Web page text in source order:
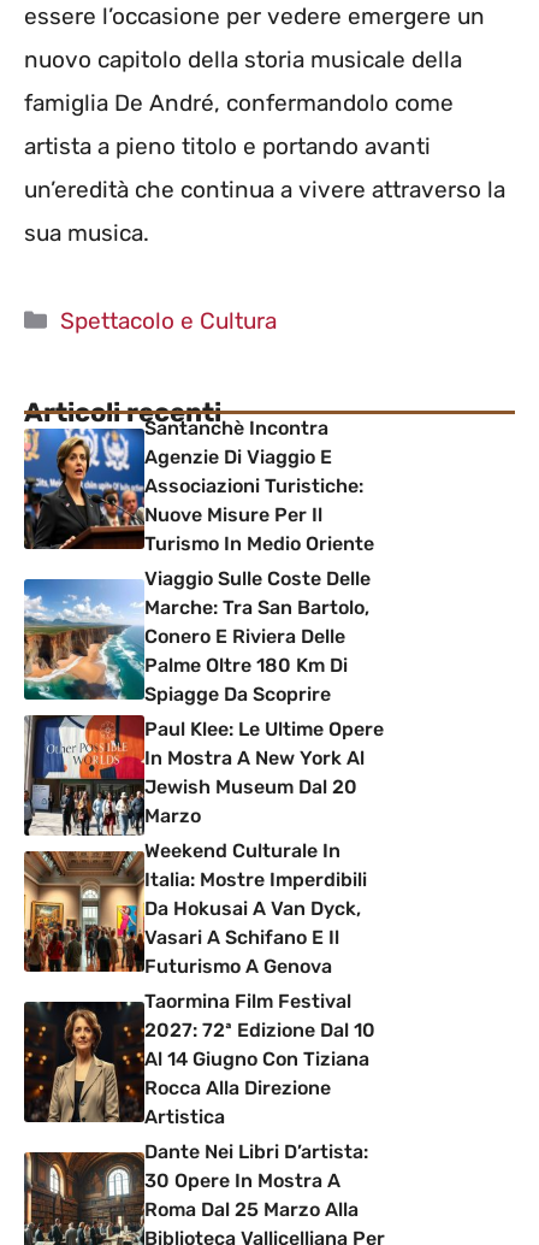
essere l’occasione per vedere emergere un
nuovo capitolo della storia musicale della
famiglia De André, confermandolo come
artista a pieno titolo e portando avanti
un’eredità che continua a vivere attraverso la
sua musica.
Categorie
Spettacolo e Cultura
Articoli recentiSantanchè Incontra
Agenzie Di Viaggio E
Associazioni Turistiche:
Nuove Misure Per Il
Turismo In Medio Oriente
Viaggio Sulle Coste Delle
Marche: Tra San Bartolo,
Conero E Riviera Delle
Palme Oltre 180 Km Di
Spiagge Da Scoprire
Paul Klee: Le Ultime Opere
In Mostra A New York Al
Jewish Museum Dal 20
Marzo
Weekend Culturale In
Italia: Mostre Imperdibili
Da Hokusai A Van Dyck,
Vasari A Schifano E Il
Futurismo A Genova
Taormina Film Festival
2027: 72ª Edizione Dal 10
Al 14 Giugno Con Tiziana
Rocca Alla Direzione
Artistica
Dante Nei Libri D’artista:
30 Opere In Mostra A
Roma Dal 25 Marzo Alla
Biblioteca Vallicelliana Per